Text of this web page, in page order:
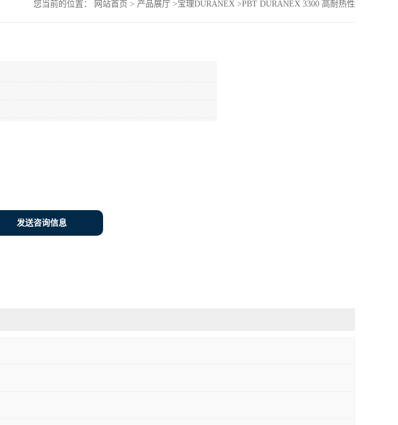
您当前的位置： 网站首页 > 产品展厅 >宝理DURANEX >PBT DURANEX 3300 高耐热性
发送咨询信息